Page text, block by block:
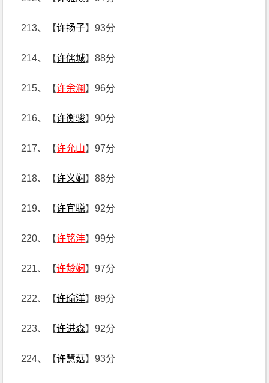
213、【许扬子】93分
214、【许儒城】88分
215、【许余澜 】96分
216、【许衡骏】90分
217、【许允山】97分
218、【许义娴】88分
219、【许宜聪】92分
220、【许铭沣】99分
221、【许龄娴】97分
222、【许瑜洋】89分
223、【许进森】92分
224、【许慧菇】93分